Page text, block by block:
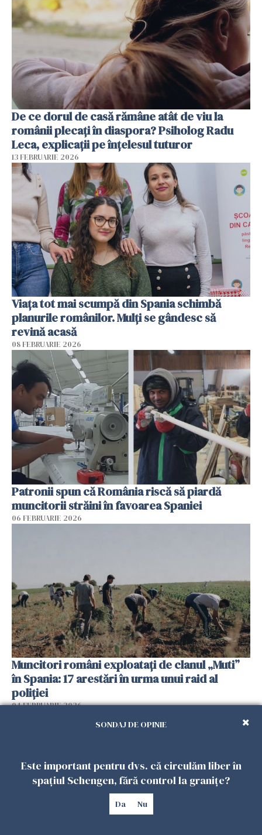
De ce dorul de casă rămâne atât de viu la
românii plecați în diaspora? Psiholog Radu
Leca, explicații pe înțelesul tuturor
13 FEBRUARIE 2026
Viața tot mai scumpă din Spania schimbă
planurile românilor. Mulți se gândesc să
revină acasă
08 FEBRUARIE 2026
Patronii spun că România riscă să piardă
muncitorii străini în favoarea Spaniei
06 FEBRUARIE 2026
Muncitori români exploatați de clanul „Muti”
în Spania: 17 arestări în urma unui raid al
poliției
04 FEBRUARIE 2026
SONDAJ DE OPINIE
Este important pentru dvs. că circulăm liber în
spațiul Schengen, fără control la granițe?
Da Nu